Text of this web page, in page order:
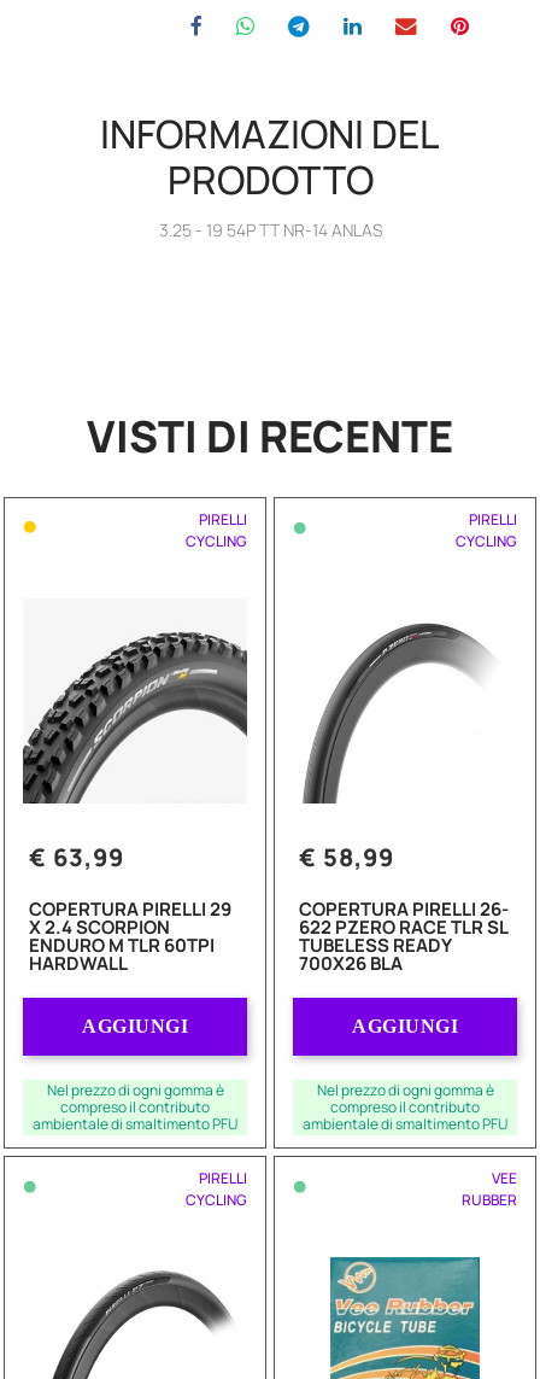
INFORMAZIONI DEL
PRODOTTO
3.25 - 19 54P TT NR-14 ANLAS
VISTI DI RECENTE
•
PIRELLI
CYCLING
€ 63,99
COPERTURA PIRELLI 29
X 2.4 SCORPION
ENDURO M TLR 60TPI
HARDWALL
AGGIUNGI
Nel prezzo di ogni gomma è
compreso il contributo
ambientale di smaltimento PFU
•
PIRELLI
CYCLING
€ 58,99
COPERTURA PIRELLI 26-
622 PZERO RACE TLR SL
TUBELESS READY
700X26 BLA
AGGIUNGI
Nel prezzo di ogni gomma è
compreso il contributo
ambientale di smaltimento PFU
•
PIRELLI
CYCLING
•
VEE
RUBBER